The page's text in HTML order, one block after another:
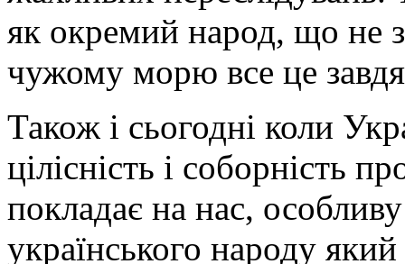
як окремий народ, що не
чужому морю все це
Також і сьогодні коли
цілісність і соборність
покладає на нас,
українського народу